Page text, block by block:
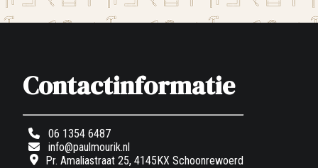
Contactinformatie
06 1354 6487
info@paulmourik.nl
Pr. Amaliastraat 25, 4145KX Schoonrewoerd